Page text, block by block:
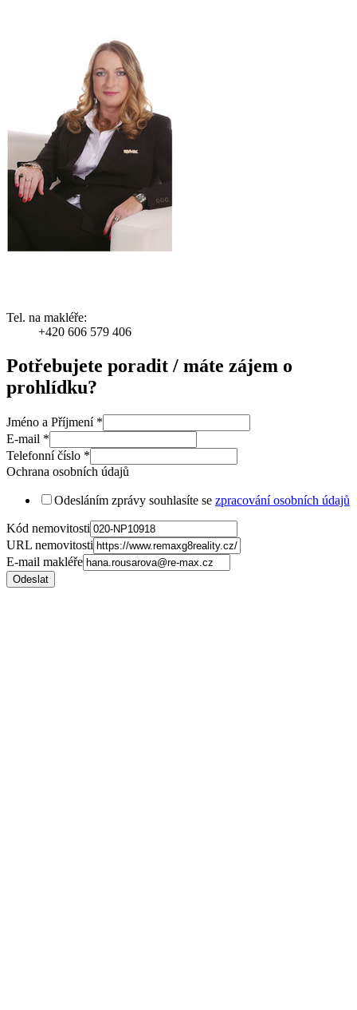
Tel. na makléře:
+420 606 579 406
Potřebujete poradit / máte zájem o
prohlídku?
Jméno a Příjmení *
E-mail *
Telefonní číslo *
Ochrana osobních údajů
Odesláním zprávy souhlasíte se zpracování osobních údajů
Kód nemovitosti
URL nemovitosti
E-mail makléře
Odeslat